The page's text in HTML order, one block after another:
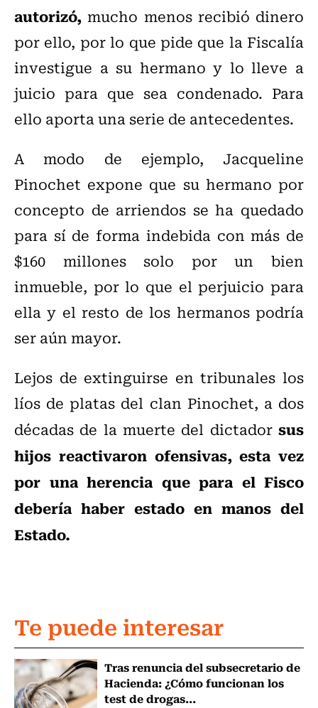
autorizó, mucho menos recibió dinero
por ello, por lo que pide que la Fiscalía
investigue a su hermano y lo lleve a
juicio para que sea condenado. Para
ello aporta una serie de antecedentes.
A modo de ejemplo, Jacqueline
Pinochet expone que su hermano por
concepto de arriendos se ha quedado
para sí de forma indebida con más de
$160 millones solo por un bien
inmueble, por lo que el perjuicio para
ella y el resto de los hermanos podría
ser aún mayor.
Lejos de extinguirse en tribunales los
líos de platas del clan Pinochet, a dos
décadas de la muerte del dictador sus
hijos reactivaron ofensivas, esta vez
por una herencia que para el Fisco
debería haber estado en manos del
Estado.
Te puede interesar
Tras renuncia del subsecretario de
Hacienda: ¿Cómo funcionan los
test de drogas...